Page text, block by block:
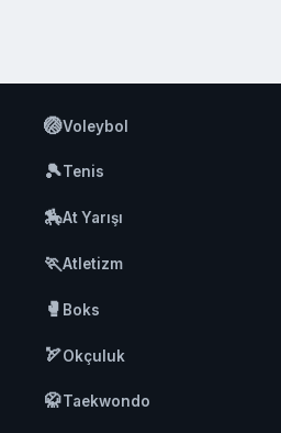
🏐Voleybol
🎾Tenis
🏇At Yarışı
🏃Atletizm
🥊 Boks
🏹Okçuluk
🥋Taekwondo